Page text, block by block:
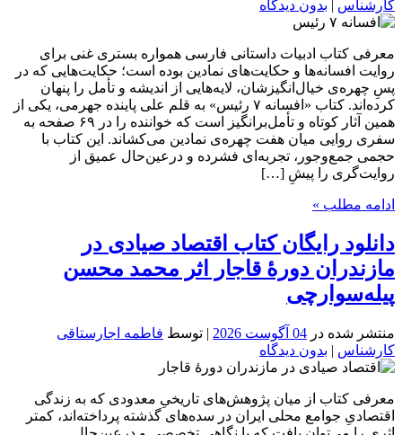
کارشناس | بدون دیدگاه
معرفی کتاب ادبیات داستانی فارسی همواره بستری غنی برای
روایت افسانه‌ها و حکایت‌های نمادین بوده است؛ حکایت‌هایی که در
پسِ چهره‌ی خیال‌انگیزشان، لایه‌هایی از اندیشه و تأمل را پنهان
کرده‌اند. کتاب «افسانه ۷ رئیس» به قلم علی پاینده جهرمی، یکی از
همین آثار کوتاه و تأمل‌برانگیز است که خواننده را در ۶۹ صفحه به
سفری روایی میان هفت چهره‌ی نمادین می‌کشاند. این کتاب با
حجمی جمع‌وجور، تجربه‌ای فشرده و درعین‌حال عمیق از
روایت‌گری را پیشِ […]
ادامه مطلب »
دانلود رایگان کتاب اقتصاد صیادی در
مازندران دورۀ قاجار اثر محمد محسن
پیله‌سوارچی
منتشر شده در 04 آگوست 2026 | توسط فاطمه اجارستاقی
کارشناس | بدون دیدگاه
معرفی کتاب از میان پژوهش‌های تاریخیِ معدودی که به زندگی
اقتصادیِ جوامع محلی ایران در سده‌های گذشته پرداخته‌اند، کمتر